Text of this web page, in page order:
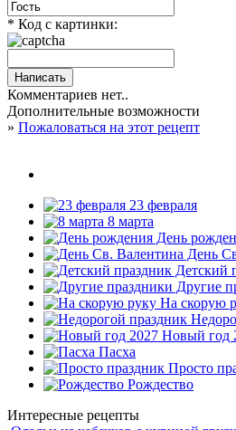
* Код с картинки:
Комментариев нет..
Дополнительные возможности
» Пожаловаться на этот рецепт
23 февраля
8 марта
День
День
Детский
Другие
На скорую
Новый год
Пасха
Просто
Рождество
Интересные рецепты